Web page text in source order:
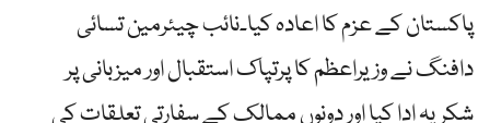
پاکستان کے عزم کا اعادہ کیا۔نائب چیئرمین تسائی
دافنگ نے وزیراعظم کا پرتپاک استقبال اور میزبانی پر
شکریہ ادا کیا اور دونوں ممالک کے سفارتی تعلقات کی